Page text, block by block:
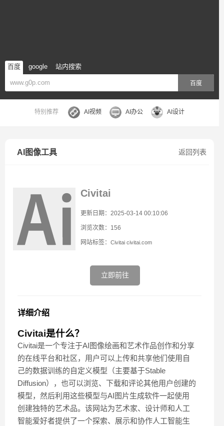
百度 google 站内搜索
百度
特别推荐 AI视频 AI办公 AI设计
返回列表
AI图像工具
Civitai
更新日期：2025-03-14 00:10:06
浏览次数：156
网站标签：Civitai civitai.com
立即前往
详细介绍
Civitai是什么？
Civitai是一个专注于AI图像绘画和艺术作品创作和分享
的在线平台和社区，用户可以上传和共享他们使用自
己的数据训练的自定义模型（主要基于Stable
Diffusion），也可以浏览、下载和评论其他用户创建的
模型，然后利用这些模型与AI图片生成软件一起使用
创建独特的艺术品。该网站为艺术家、设计师和人工
智能爱好者提供了一个探索、展示和协作人工智能生